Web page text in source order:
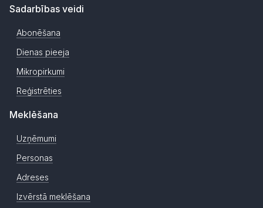
Sadarbības veidi
Abonēšana
Dienas pieeja
Mikropirkumi
Reģistrēties
Meklēšana
Uzņēmumi
Personas
Adreses
Izvērstā meklēšana